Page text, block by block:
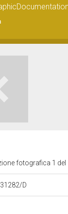
fotografica 1
D